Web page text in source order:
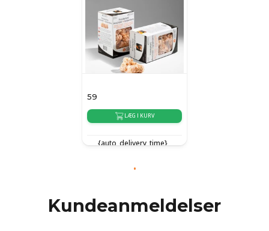
59
LÆG I KURV
{auto_delivery_time}
Kundeanmeldelser